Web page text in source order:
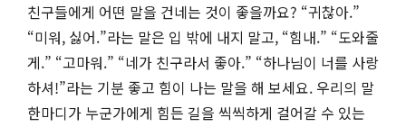
친구들에게 어떤 말을 건네는 것이 좋을까요? “귀찮아.”
“미워, 싫어.”라는 말은 입 밖에 내지 말고, “힘내.” “도와줄
게.” “고마워.” “네가 친구라서 좋아.” “하나님이 너를 사랑
하셔!”라는 기분 좋고 힘이 나는 말을 해 보세요. 우리의 말
한마디가 누군가에게 힘든 길을 씩씩하게 걸어갈 수 있는